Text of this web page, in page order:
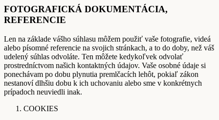
FOTOGRAFICKÁ DOKUMENTÁCIA,
REFERENCIE
Len na základe vášho súhlasu môžem použiť vaše fotografie, videá
alebo písomné referencie na svojich stránkach, a to do doby, než váš
udelený súhlas odvoláte. Ten môžete kedykoľvek odvolať
prostredníctvom našich kontaktných údajov. Vaše osobné údaje si
ponechávam po dobu plynutia premlčacích lehôt, pokiaľ zákon
nestanoví dlhšiu dobu k ich uchovaniu alebo sme v konkrétnych
prípadoch neuviedli inak.
COOKIES